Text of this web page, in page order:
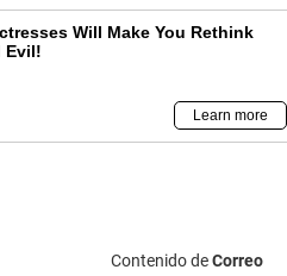
Contenido deCorreo